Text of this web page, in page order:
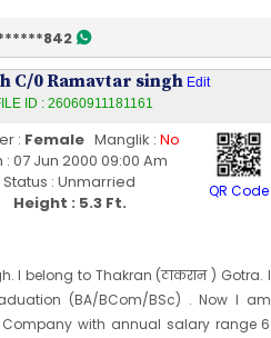
06/2026 09:34 PM
C/0 Ramavtar singh Edit
ID : 26060911181161
: Female Manglik : No
: 07 Jun 2000 09:00 Am
Status : Unmarried
Height : 5.3 Ft.
QR Code
I belong to Thakran (ठाकरान ) Gotra. I
(BA/BCom/BSc) . Now I am
Company with annual salary range 6